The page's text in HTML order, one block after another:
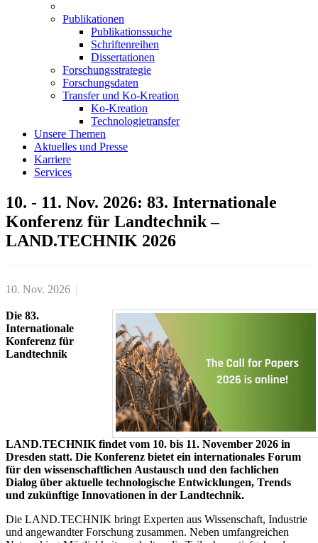
Publikationen
Publikationssuche
Schriftenreihen
Dissertationen
Forschungsstrategie
Forschungsdaten
Transfer und Ko-Kreation
Ko-Kreation
Technologietransfer
Unsere Themen
Aktuelles und Presse
Karriere
Services
10. - 11. Nov. 2026: 83. Internationale
Konferenz für Landtechnik –
LAND.TECHNIK 2026
10. Nov. 2026
Die 83.
Internationale
Konferenz für
Landtechnik
LAND.TECHNIK findet vom 10. bis 11. November 2026 in
Dresden statt. Die Konferenz bietet ein internationales Forum
für den wissenschaftlichen Austausch und den fachlichen
Dialog über aktuelle technologische Entwicklungen, Trends
und zukünftige Innovationen in der Landtechnik.
Die LAND.TECHNIK bringt Experten aus Wissenschaft, Industrie
und angewandter Forschung zusammen. Neben umfangreichen